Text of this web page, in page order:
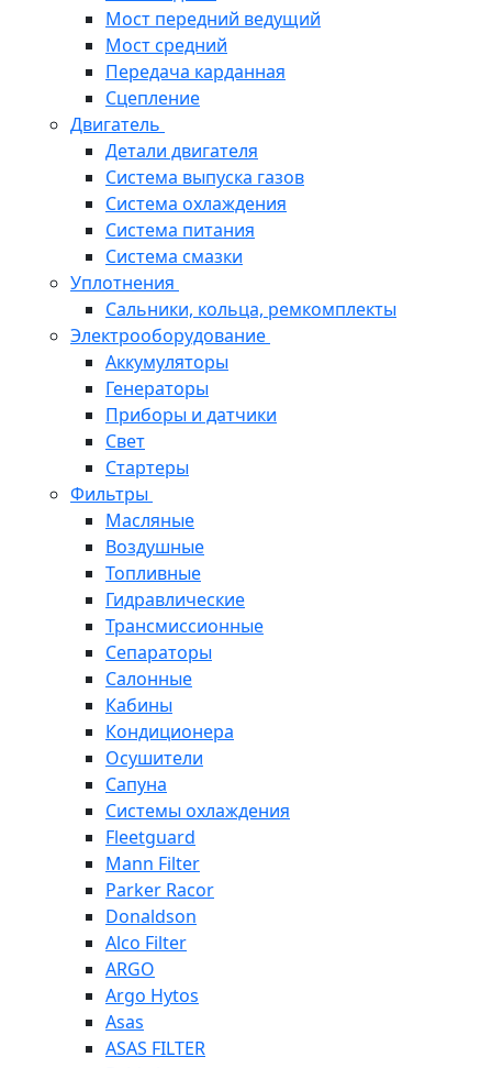
Мост передний ведущий
Мост средний
Передача карданная
Сцепление
Двигатель
Детали двигателя
Система выпуска газов
Система охлаждения
Система питания
Система смазки
Уплотнения
Сальники, кольца, ремкомплекты
Электрооборудование
Аккумуляторы
Генераторы
Приборы и датчики
Свет
Стартеры
Фильтры
Масляные
Воздушные
Топливные
Гидравлические
Трансмиссионные
Сепараторы
Салонные
Кабины
Кондиционера
Осушители
Сапуна
Системы охлаждения
Fleetguard
Mann Filter
Parker Racor
Donaldson
Alco Filter
ARGO
Argo Hytos
Asas
ASAS FILTER